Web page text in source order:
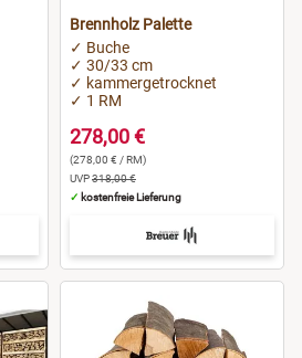
Brennholz Palette
✓ Buche
✓ 30/33 cm
✓ kammergetrocknet
✓ 1 RM
278,00 €
(278,00 € / RM)
UVP318,00 €
✓ kostenfreie Lieferung